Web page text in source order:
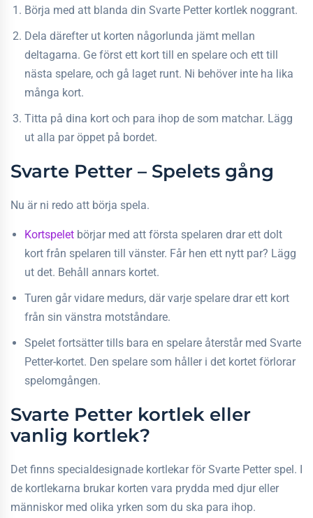
Börja med att blanda din Svarte Petter kortlek noggrant.
Dela därefter ut korten någorlunda jämt mellan
deltagarna. Ge först ett kort till en spelare och ett till
nästa spelare, och gå laget runt. Ni behöver inte ha lika
många kort.
Titta på dina kort och para ihop de som matchar. Lägg
ut alla par öppet på bordet.
Svarte Petter – Spelets gång
Nu är ni redo att börja spela.
Kortspelet börjar med att första spelaren drar ett dolt
kort från spelaren till vänster. Får hen ett nytt par? Lägg
ut det. Behåll annars kortet.
Turen går vidare medurs, där varje spelare drar ett kort
från sin vänstra motståndare.
Spelet fortsätter tills bara en spelare återstår med Svarte
Petter-kortet. Den spelare som håller i det kortet förlorar
spelomgången.
Svarte Petter kortlek eller
vanlig kortlek?
Det finns specialdesignade kortlekar för Svarte Petter spel. I
de kortlekarna brukar korten vara prydda med djur eller
människor med olika yrken som du ska para ihop.